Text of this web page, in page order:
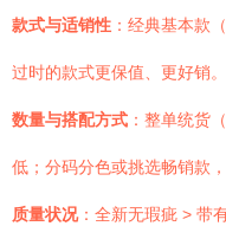
款式与适销性 ：经典基本款
过时的款式更保值、更好销。
数量与搭配方式 ：整单统货
低；分码分色或挑选畅销款，
质量状况：全新无瑕疵 > 带